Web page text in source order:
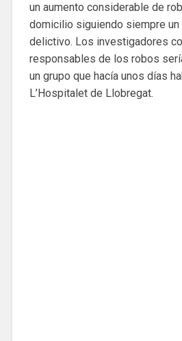
un aumento considerable de
domicilio siguiendo siempre
delictivo. Los investigadores
responsables de los robos
un grupo que hacía unos días
L’Hospitalet de Llobregat.